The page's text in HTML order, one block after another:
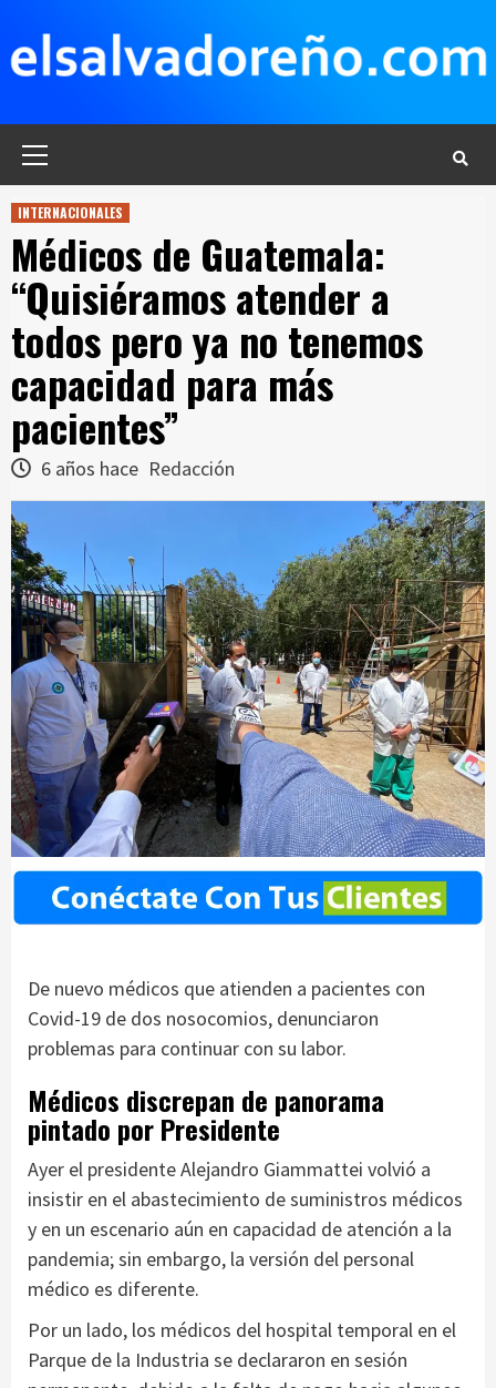
contenido
INTERNACIONALES
Médicos de Guatemala:
“Quisiéramos atender a
todos pero ya no tenemos
capacidad para más
pacientes”
6 años hace Redacción
De nuevo médicos que atienden a pacientes con
Covid-19 de dos nosocomios, denunciaron
problemas para continuar con su labor.
Médicos discrepan de panorama
pintado por Presidente
Ayer el presidente Alejandro Giammattei volvió a
insistir en el abastecimiento de suministros médicos
y en un escenario aún en capacidad de atención a la
pandemia; sin embargo, la versión del personal
médico es diferente.
Por un lado, los médicos del hospital temporal en el
Parque de la Industria se declararon en sesión